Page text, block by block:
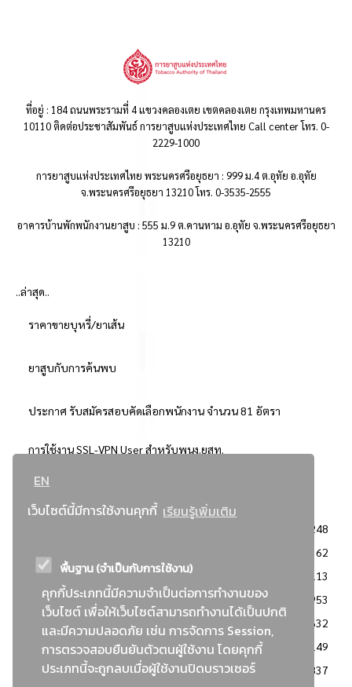
EN
เว็บไซต์นี้มีการใช้งานคุกกี้ เรียนรู้เพิ่มเติม
พื้นฐาน (จำเป็นกับการใช้งาน)
คุกกี้ประเภทนี้มีความจำเป็นต่อการทำงานของ
เว็บไซต์ เพื่อให้เว็บไซต์สามารถทำงานได้เป็นปกติ
และมีความปลอดภัย เช่น การจัดการ Session,
การตรวจสอบยืนยันตัวตนผู้ใช้งาน โดยคุกกี้
ประเภทนี้จะถูกลบเมื่อผู้ใช้งานปิดบราวเซอร์
ที่อยู่ : 184 ถนนพระรามที่ 4 แขวงคลองเตย เขตคลองเตย กรุงเทพมหานคร
10110 ติดต่อประชาสัมพันธ์ การยาสูบแห่งประเทศไทย Call center โทร. 0-
2229-1000
การยาสูบแห่งประเทศไทย พระนครศรีอยุธยา : 999 ม.4 ต.อุทัย อ.อุทัย
จ.พระนครศรีอยุธยา 13210 โทร. 0-3535-2555
อาคารบ้านพักพนักงานยาสูบ : 555 ม.9 ต.คานหาม อ.อุทัย จ.พระนครศรีอยุธยา
13210
..ล่าสุด..
ราคาขายบุหรี่/ยาเส้น
ยาสูบกับการค้นพบ
ประกาศ รับสมัครสอบคัดเลือกพนักงาน จำนวน 81 อัตรา
การใช้งาน SSL-VPN User สำหรับพนง.ยสท.
..ยอดนิยม..
3248
2362
: วิธีเฉพาะเจาะจง
2113
ข่าวสาร/ประกาศ
1953
: เอกสารส่งเสริมความโปร่งใสในการจัดซื้อจัดจ้าง
1632
ข่าวสารจัดซื้อจัดจ้าง
1149
: แผนการจัดซื้อจัดจ้าง
837